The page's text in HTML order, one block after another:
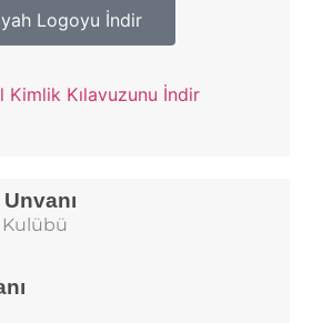
Logoyu İndir
Kimlik Kılavuzunu İndir
Kulübü